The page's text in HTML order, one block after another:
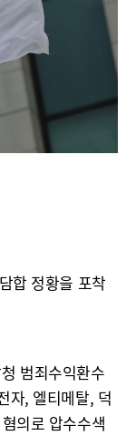
합 정황을 포착
범죄수익환수
자, 엘티메탈, 덕
의로 압수수색